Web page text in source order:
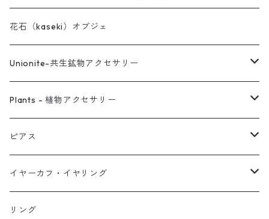
花石（kaseki）オブジェ
Unionite-共生鉱物アクセサリー
ピアス
ネックレス
イヤーカフ
イヤリング
Plants - 植物アクセサリー
ピアス
ネックレス
リング
ピアス
スタッド・一粒
フック・ぶら下がり
イヤーカフ・イヤリング
原石イヤーカフ
リング